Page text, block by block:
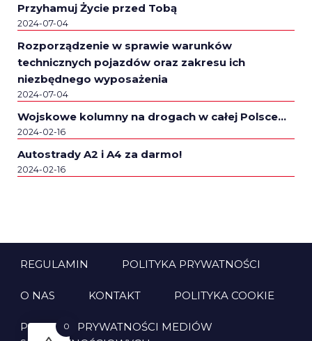
Przyhamuj Życie przed Tobą
2024-07-04
Rozporządzenie w sprawie warunków
technicznych pojazdów oraz zakresu ich
niezbędnego wyposażenia
2024-07-04
Wojskowe kolumny na drogach w całej Polsce…
2024-02-16
Autostrady A2 i A4 za darmo!
2024-02-16
REGULAMIN POLITYKA PRYWATNOŚCI
O NAS KONTAKT POLITYKA COOKIE
POLITYKA PRYWATNOŚCI MEDIÓW
0